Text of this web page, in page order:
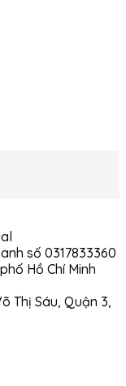
số 0317833360
Hồ Chí Minh
Thị Sáu, Quận 3,